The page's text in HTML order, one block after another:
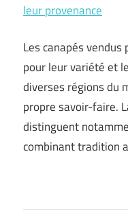
leur provenance
Les canapés vendus
pour leur variété et
diverses régions du
propre savoir-faire.
distinguent
combinant tradition